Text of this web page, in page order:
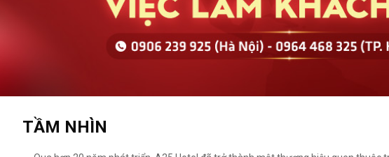
TẦM NHÌN